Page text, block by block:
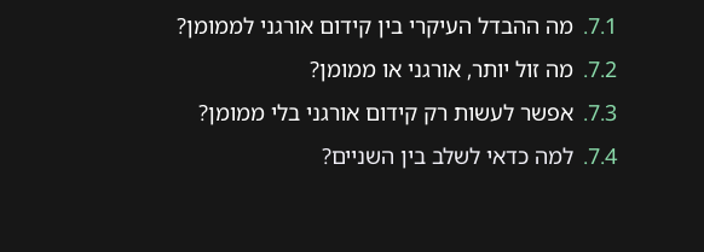
מה ההבדל העיקרי בין קידום אורגני לממומן?
מה זול יותר, אורגני או ממומן?
אפשר לעשות רק קידום אורגני בלי ממומן?
למה כדאי לשלב בין השניים?